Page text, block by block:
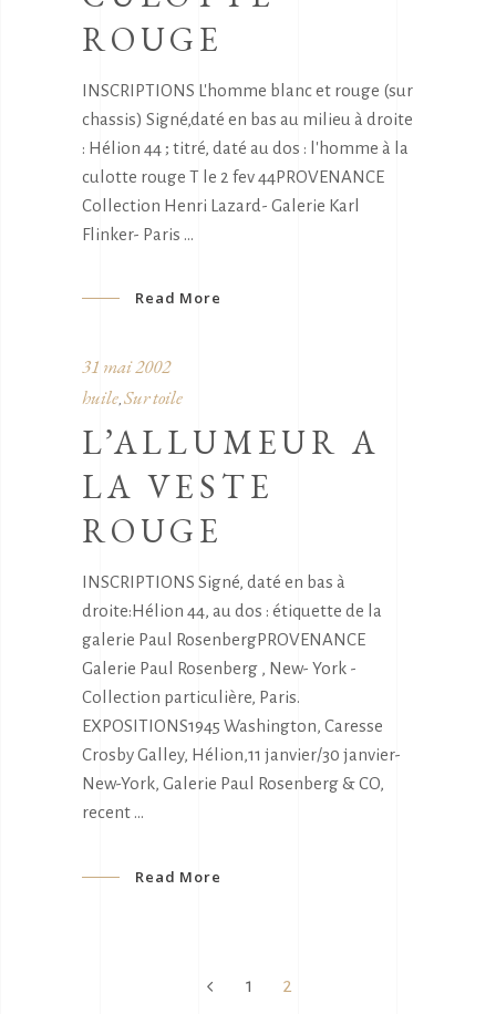
ROUGE
INSCRIPTIONS L'homme blanc et rouge (sur
chassis) Signé,daté en bas au milieu à droite
: Hélion 44 ; titré, daté au dos : l'homme à la
culotte rouge T le 2 fev 44PROVENANCE
Collection Henri Lazard- Galerie Karl
Flinker- Paris
Read More
31 mai 2002
huile, Sur toile
L’ALLUMEUR A
LA VESTE
ROUGE
INSCRIPTIONS Signé, daté en bas à
droite:Hélion 44, au dos : étiquette de la
galerie Paul RosenbergPROVENANCE
Galerie Paul Rosenberg , New- York -
Collection particulière, Paris.
EXPOSITIONS1945 Washington, Caresse
Crosby Galley, Hélion,11 janvier/30 janvier-
New-York, Galerie Paul Rosenberg & CO,
recent
Read More
1 2